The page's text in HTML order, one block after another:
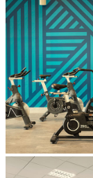
[PLACES SPA]
espaces
zone relax
programme
massages
massages
massages
massage
*les avantages du